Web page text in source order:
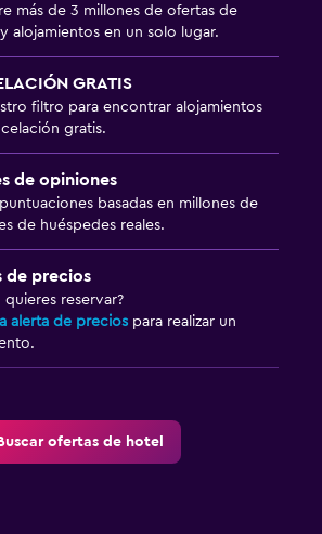
más de 3 millones de ofertas de
alojamientos en un solo lugar.
GRATIS
filtro para encontrar alojamientos
gratis.
de opiniones
basadas en millones de
de huéspedes reales.
de precios
quieres reservar?
alerta de precios para realizar un
ofertas de hotel